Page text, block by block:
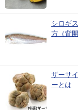
シロギ
方（背
ザーサ
ーとは